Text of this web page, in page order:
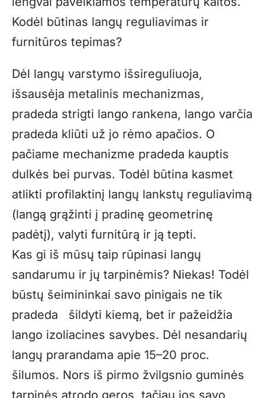
Kodėl būtinas langų reguliavimas ir
furnitūros tepimas?
Dėl langų varstymo išsireguliuoja,
išsausėja metalinis mechanizmas,
pradeda strigti lango rankena, lango varčia
pradeda kliūti už jo rėmo apačios. O
pačiame mechanizme pradeda kauptis
dulkės bei purvas. Todėl būtina kasmet
atlikti profilaktinį langų lankstų reguliavimą
(langą grąžinti į pradinę geometrinę
padėtį), valyti furnitūrą ir ją tepti.
Kas gi iš mūsų taip rūpinasi langų
sandarumu ir jų tarpinėmis? Niekas! Todėl
būstų šeimininkai savo pinigais ne tik
pradeda šildyti kiemą, bet ir pažeidžia
lango izoliacines savybes. Dėl nesandarių
langų prarandama apie 15–20 proc.
šilumos. Nors iš pirmo žvilgsnio guminės